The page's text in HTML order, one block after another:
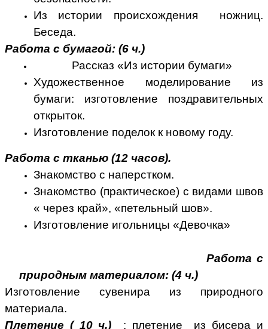
Из истории происхождения ножниц.
Беседа.
Работа с бумагой: (6 ч.)
Рассказ «Из истории бумаги»
Художественное моделирование из
бумаги: изготовление поздравительных
открыток.
Изготовление поделок к новому году.
Работа с тканью (12 часов).
Знакомство с наперстком.
Знакомство (практическое) с видами швов
« через край», «петельный шов».
Изготовление игольницы «Девочка»
Работа с
природным материалом: (4 ч.)
Изготовление сувенира из природного
материала.
Плетение ( 10 ч.) : плетение из бисера и